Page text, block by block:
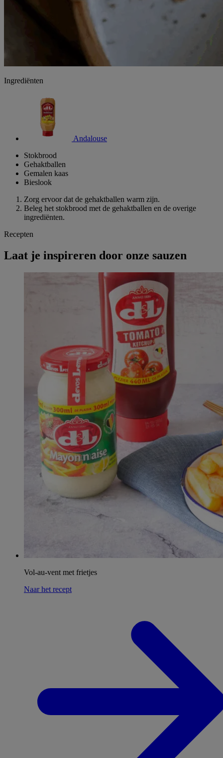
Ingrediënten
Andalouse
Stokbrood
Gehaktballen
Gemalen kaas
Bieslook
Zorg ervoor dat de gehaktballen warm zijn.
Beleg het stokbrood met de gehaktballen en de overige
ingrediënten.
Recepten
Laat je inspireren door onze sauzen
Vol-au-vent met frietjes
Naar het recept